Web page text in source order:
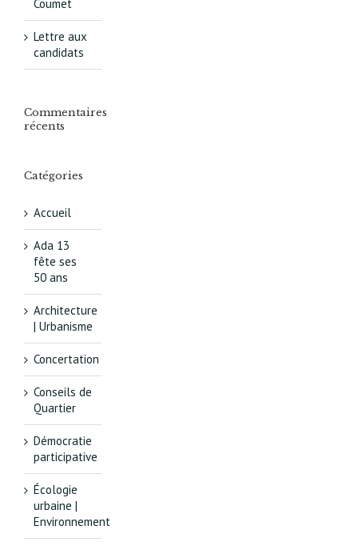
Coumet
Lettre aux
candidats
Commentaires
récents
Catégories
Accueil
Ada 13
fête ses
50 ans
Architecture
| Urbanisme
Concertation
Conseils de
Quartier
Démocratie
participative
Écologie
urbaine |
Environnement